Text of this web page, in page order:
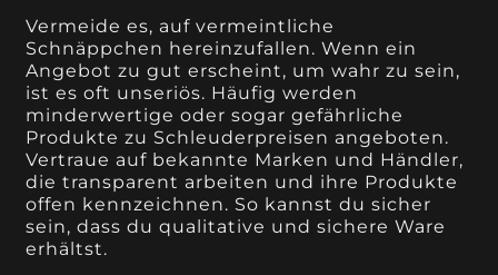
Vermeide es, auf vermeintliche
Schnäppchen hereinzufallen. Wenn ein
Angebot zu gut erscheint, um wahr zu sein,
ist es oft unseriös. Häufig werden
minderwertige oder sogar gefährliche
Produkte zu Schleuderpreisen angeboten.
Vertraue auf bekannte Marken und Händler,
die transparent arbeiten und ihre Produkte
offen kennzeichnen. So kannst du sicher
sein, dass du qualitative und sichere Ware
erhältst.